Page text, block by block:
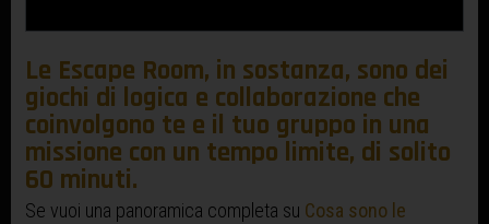
Le Escape Room, in sostanza, sono dei
giochi di logica e collaborazione che
coinvolgono te e il tuo gruppo in una
missione con un tempo limite, di solito
60 minuti.
Se vuoi una panoramica completa su Cosa sono le